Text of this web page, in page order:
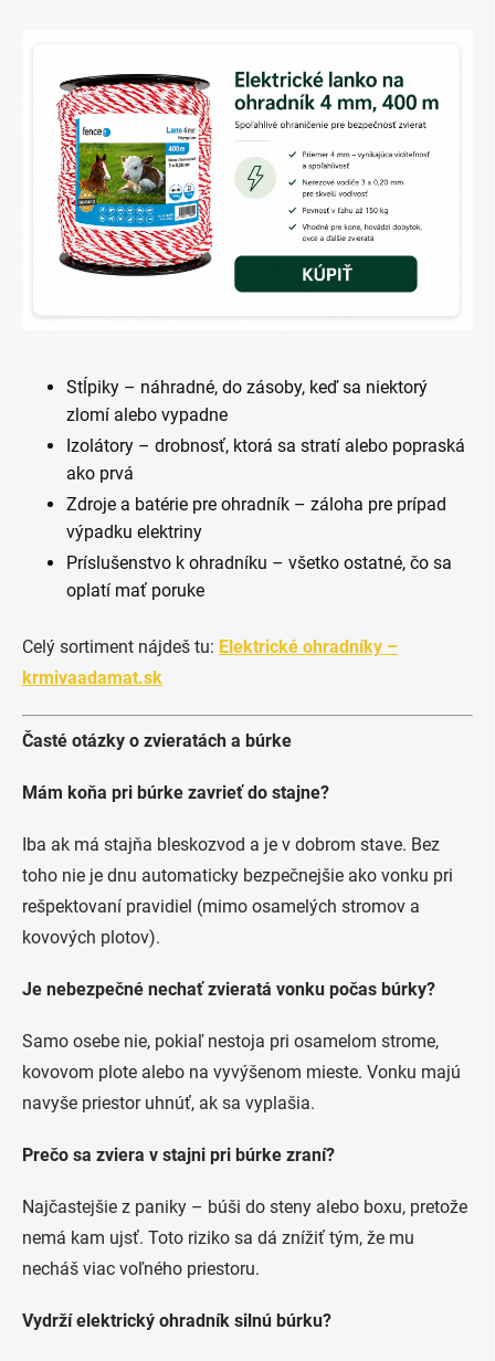
Stĺpiky – náhradné, do zásoby, keď sa niektorý
zlomí alebo vypadne
Izolátory – drobnosť, ktorá sa stratí alebo popraská
ako prvá
Zdroje a batérie pre ohradník – záloha pre prípad
výpadku elektriny
Príslušenstvo k ohradníku – všetko ostatné, čo sa
oplatí mať poruke
Celý sortiment nájdeš tu: Elektrické ohradníky –
krmivaadamat.sk
Časté otázky o zvieratách a búrke
Mám koňa pri búrke zavrieť do stajne?
Iba ak má stajňa bleskozvod a je v dobrom stave. Bez
toho nie je dnu automaticky bezpečnejšie ako vonku pri
rešpektovaní pravidiel (mimo osamelých stromov a
kovových plotov).
Je nebezpečné nechať zvieratá vonku počas búrky?
Samo osebe nie, pokiaľ nestoja pri osamelom strome,
kovovom plote alebo na vyvýšenom mieste. Vonku majú
navyše priestor uhnúť, ak sa vyplašia.
Prečo sa zviera v stajni pri búrke zraní?
Najčastejšie z paniky – búši do steny alebo boxu, pretože
nemá kam ujsť. Toto riziko sa dá znížiť tým, že mu
necháš viac voľného priestoru.
Vydrží elektrický ohradník silnú búrku?